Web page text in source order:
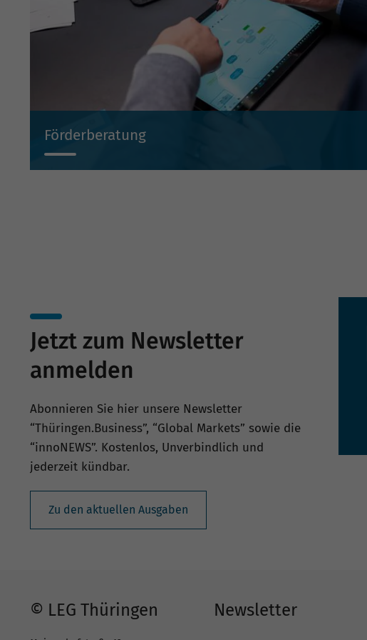
Förderberatung
Jetzt zum Newsletter
anmelden
Abonnieren Sie hier unsere Newsletter
“Thüringen.Business”, “Global Markets” sowie die
“innoNEWS”. Kostenlos, Unverbindlich und
jederzeit kündbar.
Zu den aktuellen Ausgaben
© LEG Thüringen Newsletter